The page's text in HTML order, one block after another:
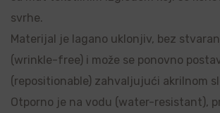
svrhe.
Materijal je lagano uklonjiv, bez
(wrinkle-free) i može se ponovno
(repositionable) zahvaljujući akrilnom
Otporno je na vodu (water-resistant),